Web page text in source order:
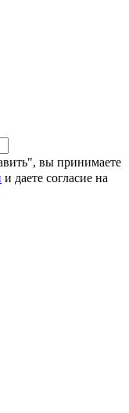
вы принимаете
и даете согласие на